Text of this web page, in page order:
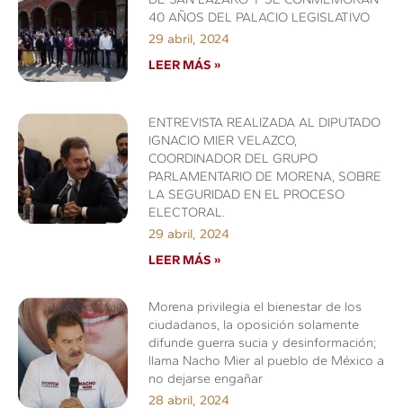
40 AÑOS DEL PALACIO LEGISLATIVO
29 abril, 2024
LEER MÁS »
ENTREVISTA REALIZADA AL DIPUTADO
IGNACIO MIER VELAZCO,
COORDINADOR DEL GRUPO
PARLAMENTARIO DE MORENA, SOBRE
LA SEGURIDAD EN EL PROCESO
ELECTORAL.
29 abril, 2024
LEER MÁS »
Morena privilegia el bienestar de los
ciudadanos, la oposición solamente
difunde guerra sucia y desinformación;
llama Nacho Mier al pueblo de México a
no dejarse engañar
28 abril, 2024